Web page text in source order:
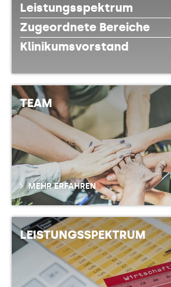
Leistungsspektrum
Zugeordnete Bereiche
Klinikumsvorstand
TEAM
MEHR ERFAHREN
LEISTUNGSSPEKTRUM